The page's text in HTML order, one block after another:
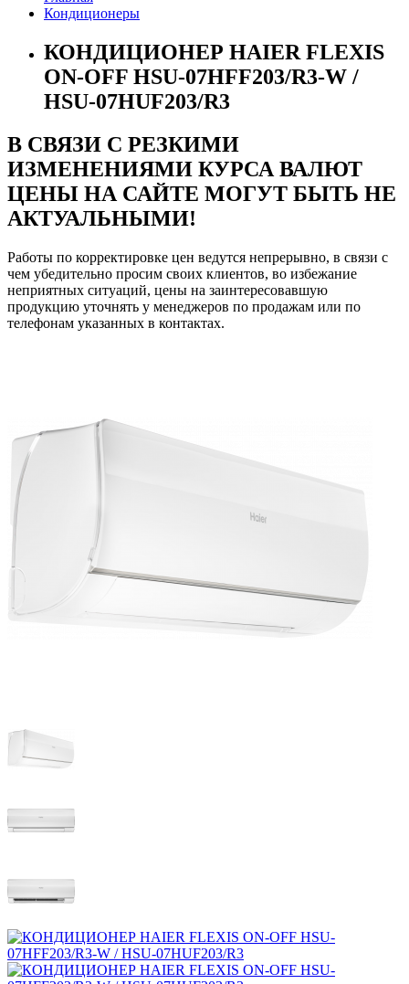
Кондиционеры
КОНДИЦИОНЕР HAIER FLEXIS
ON-OFF HSU-07HFF203/R3-W /
HSU-07HUF203/R3
В СВЯЗИ С РЕЗКИМИ
ИЗМЕНЕНИЯМИ КУРСА ВАЛЮТ
ЦЕНЫ НА САЙТЕ МОГУТ БЫТЬ НЕ
АКТУАЛЬНЫМИ!
Работы по корректировке цен ведутся непрерывно, в связи с
чем убедительно просим своих клиентов, во избежание
неприятных ситуаций, цены на заинтересовавшую
продукцию уточнять у менеджеров по продажам или по
телефонам указанных в контактах.